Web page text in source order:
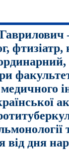
фтизіатр,
від дня